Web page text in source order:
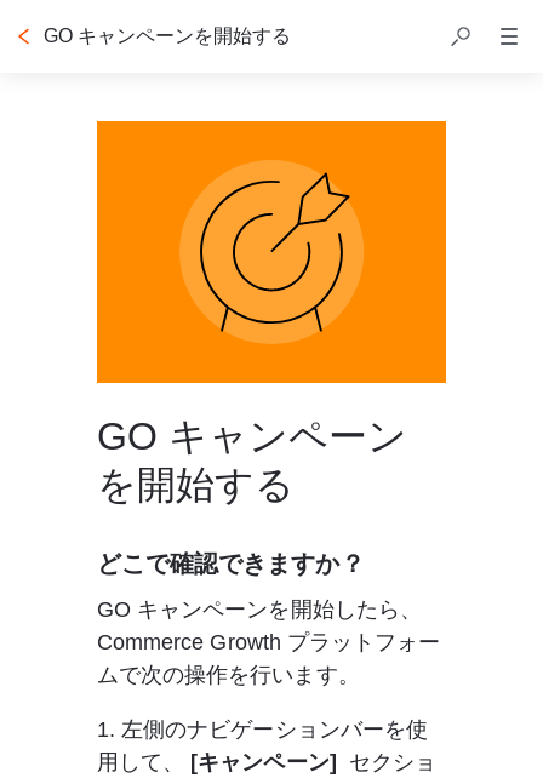
GO キャンペーンを開始する
GO キャンペーン
を開始する
どこで確認できますか？
GO キャンペーンを開始したら、
Commerce Growth プラットフォー
ムで次の操作を行います。
1. 左側のナビゲーションバーを使
用して、
[キャンペーン]
  セクショ